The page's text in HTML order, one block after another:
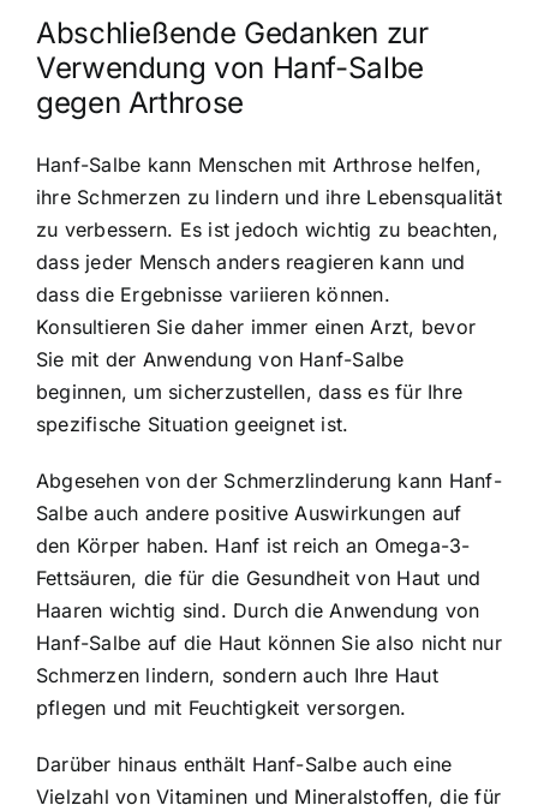
Abschließende Gedanken zur
Verwendung von Hanf-Salbe
gegen Arthrose
Hanf-Salbe kann Menschen mit Arthrose helfen,
ihre Schmerzen zu lindern und ihre Lebensqualität
zu verbessern. Es ist jedoch wichtig zu beachten,
dass jeder Mensch anders reagieren kann und
dass die Ergebnisse variieren können.
Konsultieren Sie daher immer einen Arzt, bevor
Sie mit der Anwendung von Hanf-Salbe
beginnen, um sicherzustellen, dass es für Ihre
spezifische Situation geeignet ist.
Abgesehen von der Schmerzlinderung kann Hanf-
Salbe auch andere positive Auswirkungen auf
den Körper haben. Hanf ist reich an Omega-3-
Fettsäuren, die für die Gesundheit von Haut und
Haaren wichtig sind. Durch die Anwendung von
Hanf-Salbe auf die Haut können Sie also nicht nur
Schmerzen lindern, sondern auch Ihre Haut
pflegen und mit Feuchtigkeit versorgen.
Darüber hinaus enthält Hanf-Salbe auch eine
Vielzahl von Vitaminen und Mineralstoffen, die für